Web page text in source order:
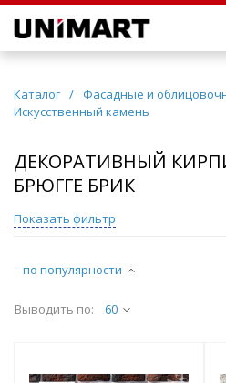
Каталог / Фасадные и
Искусственный камень
ДЕКОРАТИВНЫЙ
БРЮГГЕ БРИК
по популярности
Выводить по: 60
Показать фильтр